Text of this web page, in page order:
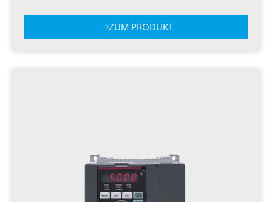
ZUM PRODUKT